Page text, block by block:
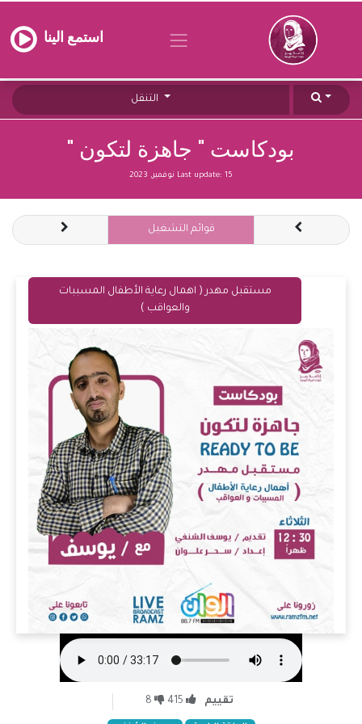
استمع الينا
بودكاست " جاهزة لتكون "
Last update: 15 نوفمبر, 2023
قوائم التشغيل
مستقبل مهدر ( اهمال رعاية الأطفال المسببات
والعواقب )
تقييم 415
8